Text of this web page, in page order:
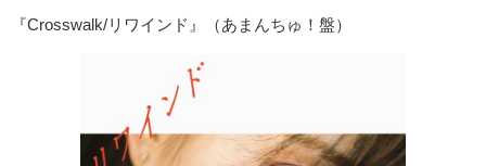
『Crosswalk/リワインド』（あまんちゅ！盤）